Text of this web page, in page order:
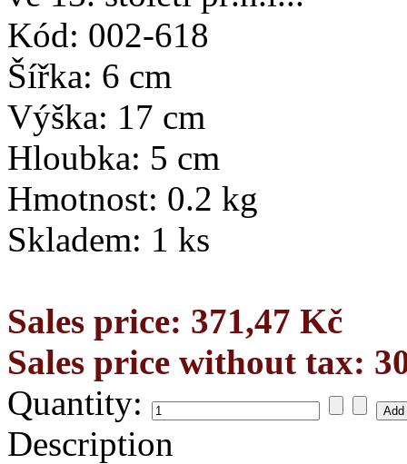
Kód: 002-618
Šířka: 6 cm
Výška: 17 cm
Hloubka: 5 cm
Hmotnost: 0.2 kg
Skladem: 1 ks
Sales price: 371,47 Kč
Sales price without tax:
Quantity:
Description